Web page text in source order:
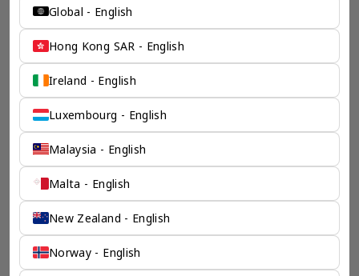
Global - English
Hong Kong SAR - English
Ireland - English
Luxembourg - English
Malaysia - English
Malta - English
New Zealand - English
Norway - English